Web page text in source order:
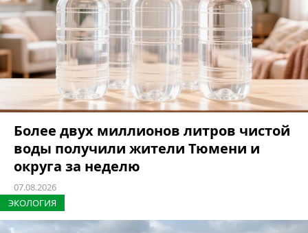
Более двух миллионов литров чистой
воды получили жители Тюмени и
округа за неделю
07.08.2026
ЭКОЛОГИЯ